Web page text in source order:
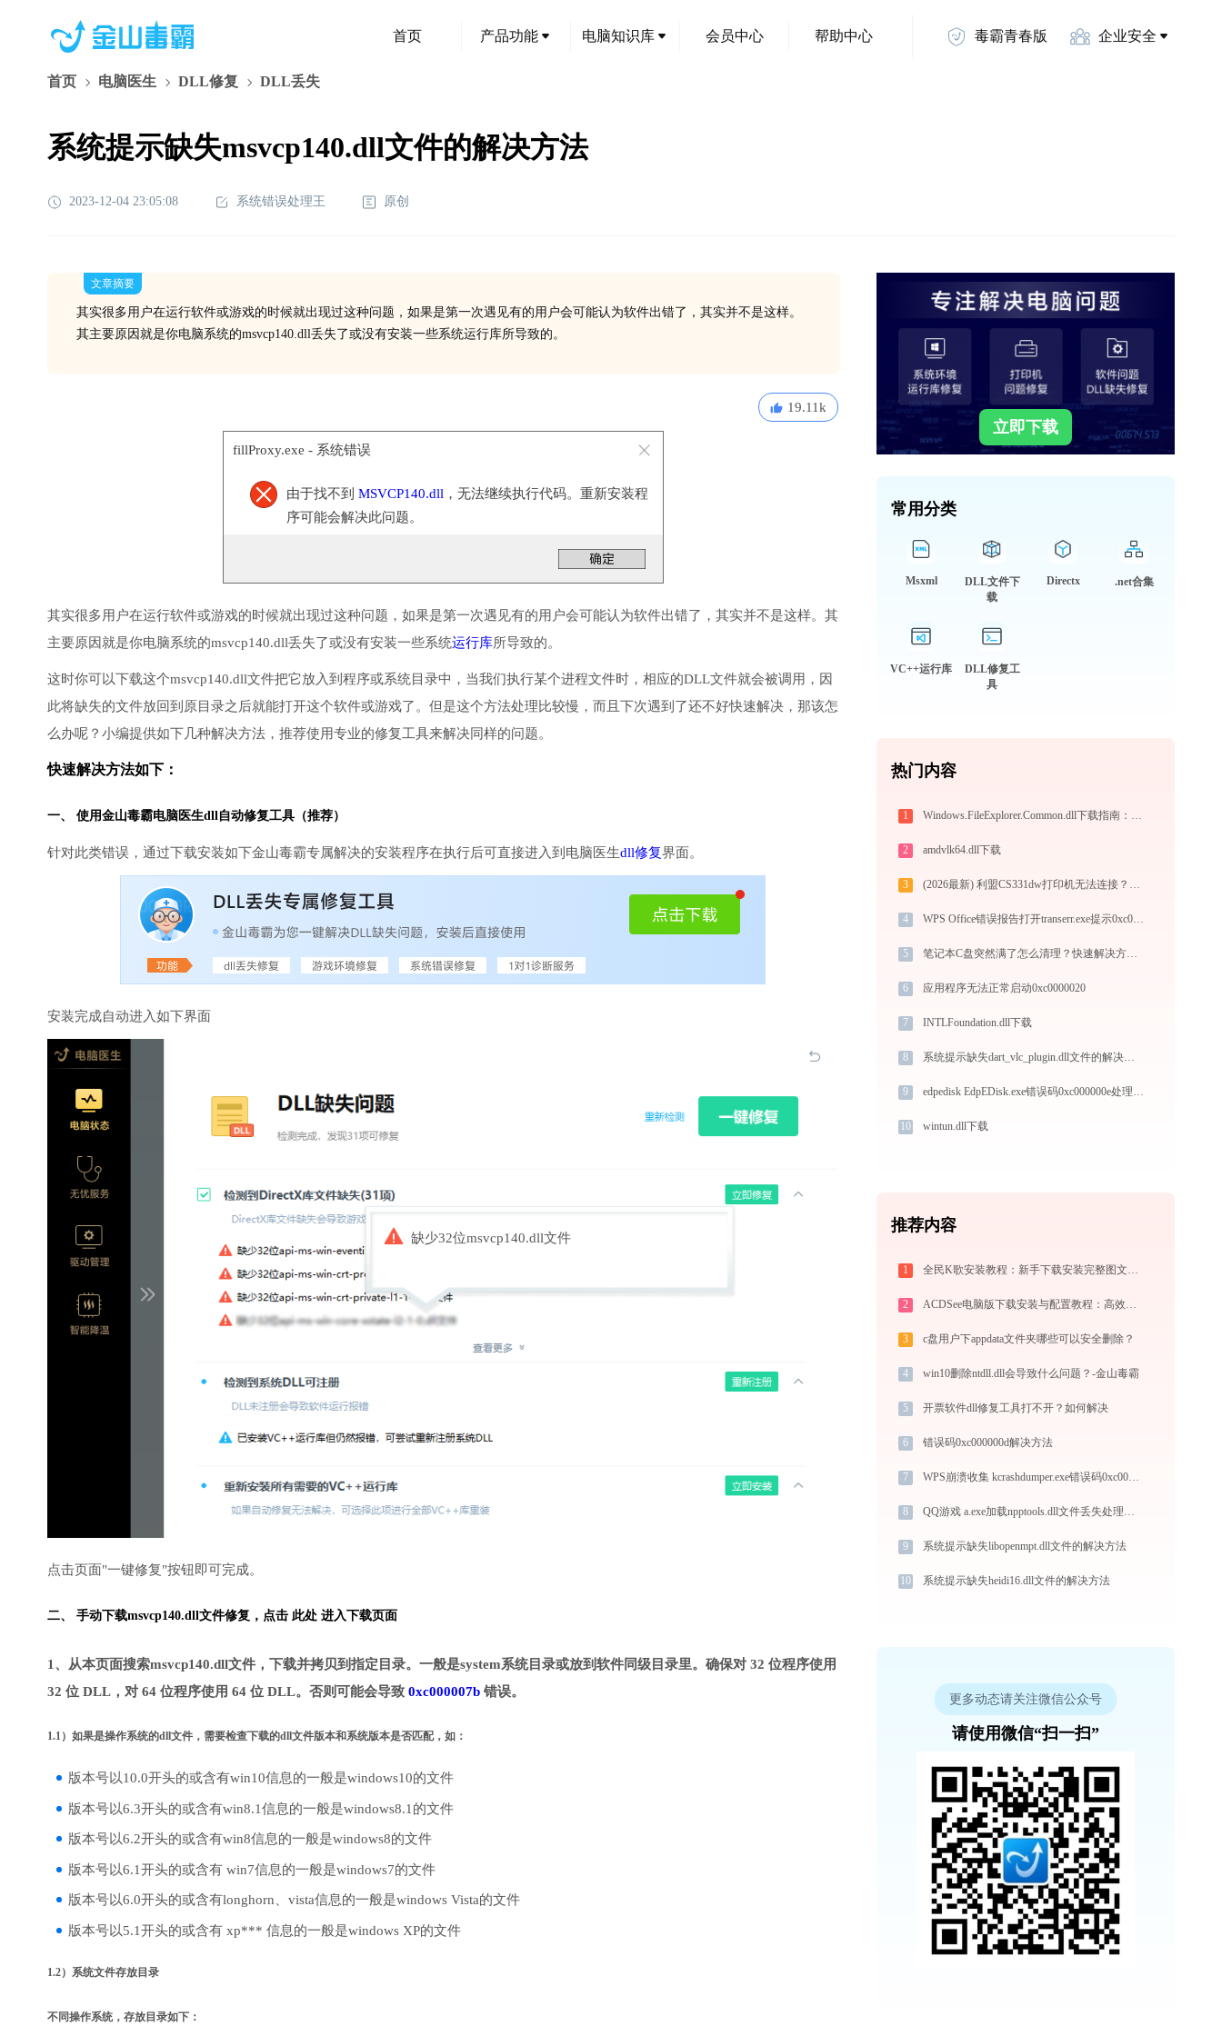
首页 产品功能 电脑知识库 会员中心 帮助中心 毒霸青春版 企业安全
首页 电脑医生 DLL修复 DLL丢失
系统提示缺失msvcp140.dll文件的解决方法
2023-12-04 23:05:08 系统错误处理王 原创
文章摘要
其实很多用户在运行软件或游戏的时候就出现过这种问题，如果是第一次遇见有的用户会可能认为软件出错了，其实并不是这样。
其主要原因就是你电脑系统的msvcp140.dll丢失了或没有安装一些系统运行库所导致的。
19.11k
fillProxy.exe - 系统错误
由于找不到 MSVCP140.dll ，无法继续执行代码。重新安装程
序可能会解决此问题。
其实很多用户在运行软件或游戏的时候就出现过这种问题，如果是第一次遇见有的用户会可能认为软件出错了，其实并不是这样。其
主要原因就是你电脑系统的msvcp140.dll丢失了或没有安装一些系统运行库所导致的。
这时你可以下载这个msvcp140.dll文件把它放入到程序或系统目录中，当我们执行某个进程文件时，相应的DLL文件就会被调用，因
此将缺失的文件放回到原目录之后就能打开这个软件或游戏了。但是这个方法处理比较慢，而且下次遇到了还不好快速解决，那该怎
么办呢？小编提供如下几种解决方法，推荐使用专业的修复工具来解决同样的问题。
快速解决方法如下：
一、 使用金山毒霸电脑医生dll自动修复工具（推荐）
针对此类错误，通过下载安装如下金山毒霸专属解决的安装程序在执行后可直接进入到电脑医生dll修复界面。
安装完成自动进入如下界面
缺少32位msvcp140.dll文件
点击页面"一键修复"按钮即可完成。
二、 手动下载msvcp140.dll文件修复， 点击 此处 进入下载页面
1、从本页面搜索msvcp140.dll文件，下载并拷贝到指定目录。一般是system系统目录或放到软件同级目录里。确保对 32 位程序使用
32 位 DLL，对 64 位程序使用 64 位 DLL。否则可能会导致 0xc000007b 错误。
1.1）如果是操作系统的dll文件，需要检查下载的dll文件版本和系统版本是否匹配，如：
版本号以10.0开头的或含有win10信息的一般是windows10的文件
版本号以6.3开头的或含有win8.1信息的一般是windows8.1的文件
版本号以6.2开头的或含有win8信息的一般是windows8的文件
版本号以6.1开头的或含有 win7信息的一般是windows7的文件
版本号以6.0开头的或含有longhorn、vista信息的一般是windows Vista的文件
版本号以5.1开头的或含有 xp*** 信息的一般是windows XP的文件
1.2）系统文件存放目录
不同操作系统，存放目录如下：
立即下载
常用分类
Msxml
DLL文件下
载
Directx .net合集
VC++运行库
DLL修复工
具
热门内容
1 Windows.FileExplorer.Common.dll下载指南：解决文件资源管理器DLL缺失问题 | 官方免费32/64位版本
2 amdvlk64.dll下载
3 (2026最新) 利盟CS331dw打印机无法连接？教你解决方法 - 金山毒霸
4 WPS Office错误报告打开transerr.exe提示0xc000000d错误码怎么办
5 笔记本C盘突然满了怎么清理？快速解决方案指南
6 应用程序无法正常启动0xc0000020
7 INTLFoundation.dll下载
8 系统提示缺失dart_vlc_plugin.dll文件的解决方法
9 edpedisk EdpEDisk.exe错误码0xc000000e处理办法
10 wintun.dll下载
推荐内容
1 全民K歌安装教程：新手下载安装完整图文步骤
2 ACDSee电脑版下载安装与配置教程：高效好用的经典专业看图与图像管理工具
3 c盘用户下appdata文件夹哪些可以安全删除？
4 win10删除ntdll.dll会导致什么问题？-金山毒霸
5 开票软件dll修复工具打不开？如何解决
6 错误码0xc000000d解决方法
7 WPS崩溃收集 kcrashdumper.exe错误码0xc0000005处理办法
8 QQ游戏 a.exe加载npptools.dll文件丢失处理办法
9 系统提示缺失libopenmpt.dll文件的解决方法
10 系统提示缺失heidi16.dll文件的解决方法
更多动态请关注微信公众号
请使用微信“扫一扫”